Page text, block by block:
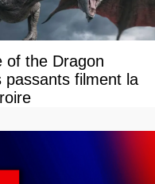
of the Dragon
passants filment la